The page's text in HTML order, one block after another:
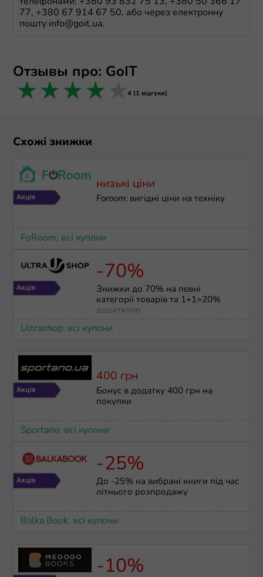
77, +380 67 914 67 50, або через електронну
пошту info@goit.ua.
Отзывы про: GoIT
5 stars
4 stars
3 stars
2 stars
1 star 4 (1 відгуки)
Схожі знижки
низькі ціни
Foroom: вигідні ціни на техніку
FoRoom: всі купони
-70%
Знижки до 70% на певні
категорії товарів та 1+1=20%
додатково
Ultrashop: всі купони
400 грн
Бонус в додатку 400 грн на
покупки
Sportano: всі купони
-25%
До -25% на вибрані книги під час
літнього розпродажу
Balka Book: всі купони
-10%